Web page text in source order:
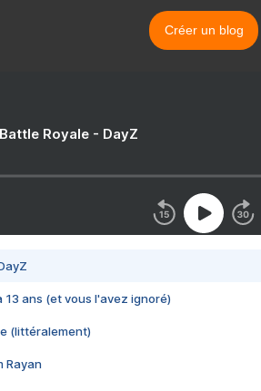
Créer un blog
Royale - DayZ
13 ans (et vous l'avez ignoré)
(littéralement)
Rayan